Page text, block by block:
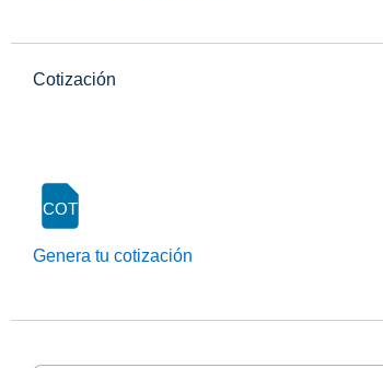
Cotización
COT
Genera tu cotización